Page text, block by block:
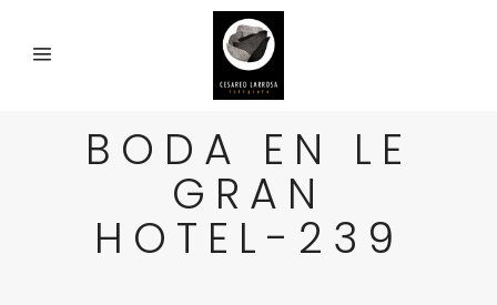
BODA EN LE
GRAN
HOTEL-239